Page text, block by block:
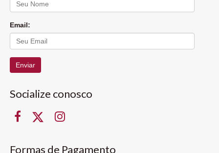
Email:
Enviar
Socialize conosco
Formas de Pagamento